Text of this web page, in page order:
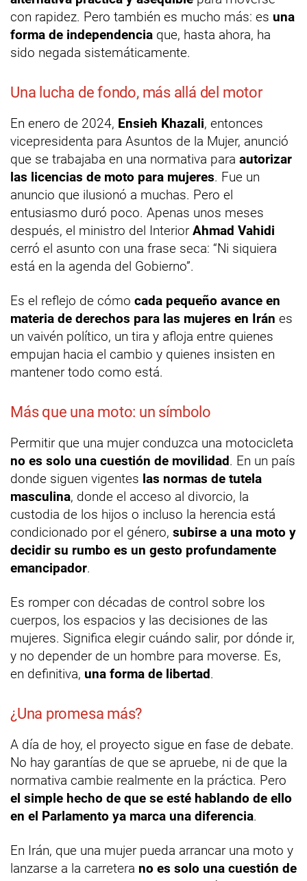
con rapidez. Pero también es mucho más: es una
forma de independencia que, hasta ahora, ha
sido negada sistemáticamente.
Una lucha de fondo, más allá del motor
En enero de 2024, Ensieh Khazali, entonces
vicepresidenta para Asuntos de la Mujer, anunció
que se trabajaba en una normativa para autorizar
las licencias de moto para mujeres. Fue un
anuncio que ilusionó a muchas. Pero el
entusiasmo duró poco. Apenas unos meses
después, el ministro del Interior Ahmad Vahidi
cerró el asunto con una frase seca: “Ni siquiera
está en la agenda del Gobierno”.
Es el reflejo de cómo cada pequeño avance en
materia de derechos para las mujeres en Irán es
un vaivén político, un tira y afloja entre quienes
empujan hacia el cambio y quienes insisten en
mantener todo como está.
Más que una moto: un símbolo
Permitir que una mujer conduzca una motocicleta
no es solo una cuestión de movilidad. En un país
donde siguen vigentes las normas de tutela
masculina, donde el acceso al divorcio, la
custodia de los hijos o incluso la herencia está
condicionado por el género, subirse a una moto y
decidir su rumbo es un gesto profundamente
emancipador.
Es romper con décadas de control sobre los
cuerpos, los espacios y las decisiones de las
mujeres. Significa elegir cuándo salir, por dónde ir,
y no depender de un hombre para moverse. Es,
en definitiva, una forma de libertad.
¿Una promesa más?
A día de hoy, el proyecto sigue en fase de debate.
No hay garantías de que se apruebe, ni de que la
normativa cambie realmente en la práctica. Pero
el simple hecho de que se esté hablando de ello
en el Parlamento ya marca una diferencia.
En Irán, que una mujer pueda arrancar una moto y
lanzarse a la carretera no es solo una cuestión de